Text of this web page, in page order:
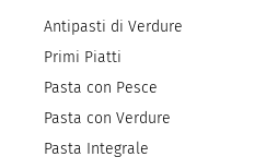
Antipasti di Verdure
Primi Piatti
Pasta con Pesce
Pasta con Verdure
Pasta Integrale